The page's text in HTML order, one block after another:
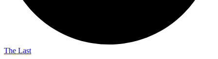
The Last